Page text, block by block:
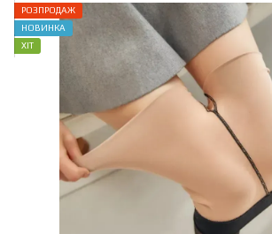
РОЗПРОДАЖ
НОВИНКА
ХІТ